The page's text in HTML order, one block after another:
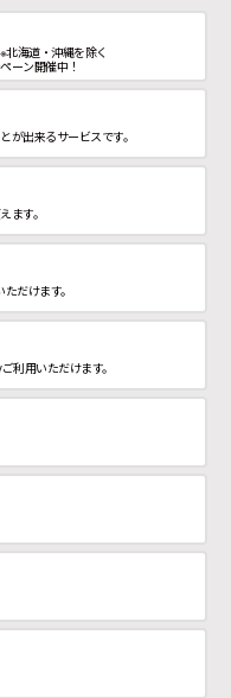
海道・沖縄を除く
ーン開催中！
が出来るサービスです。
ます。
だけます。
利用いただけます。